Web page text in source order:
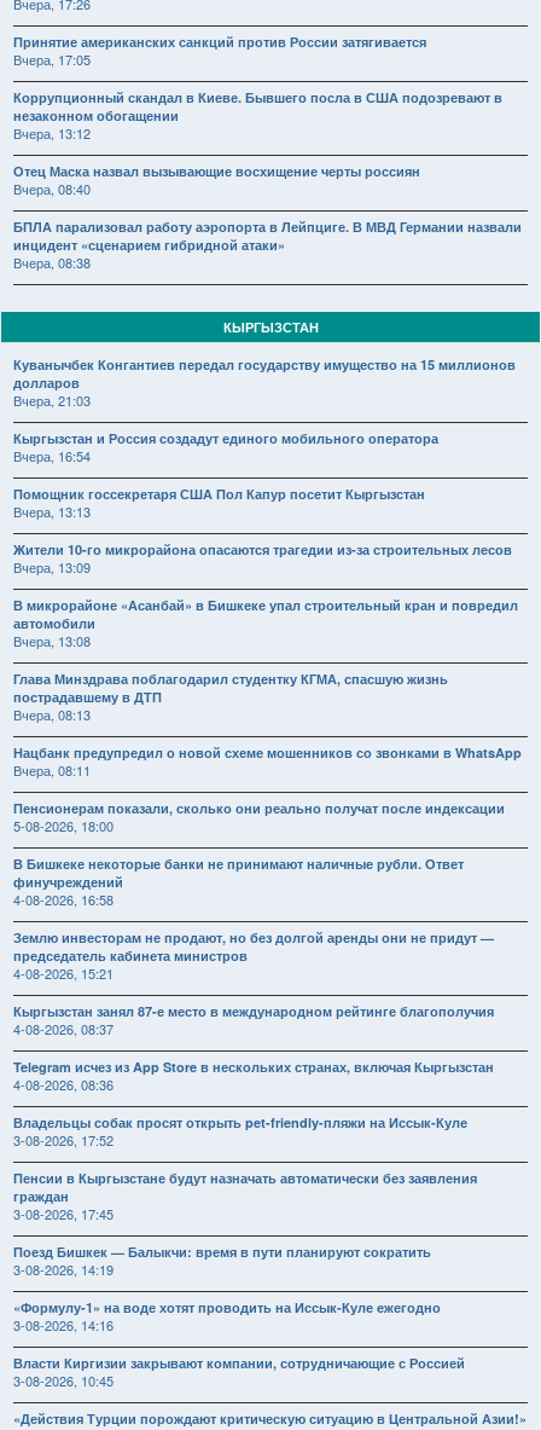
Принятие американских санкций против России затягивается
Вчера, 17:05
Коррупционный скандал в Киеве. Бывшего посла в США подозревают в
незаконном обогащении
Вчера, 13:12
Отец Маска назвал вызывающие восхищение черты россиян
Вчера, 08:40
БПЛА парализовал работу аэропорта в Лейпциге. В МВД Германии назвали
инцидент «сценарием гибридной атаки»
Вчера, 08:38
КЫРГЫЗСТАН
Куванычбек Конгантиев передал государству имущество на 15 миллионов
долларов
Вчера, 21:03
Кыргызстан и Россия создадут единого мобильного оператора
Вчера, 16:54
Помощник госсекретаря США Пол Капур посетит Кыргызстан
Вчера, 13:13
Жители 10-го микрорайона опасаются трагедии из-за строительных лесов
Вчера, 13:09
В микрорайоне «Асанбай» в Бишкеке упал строительный кран и повредил
автомобили
Вчера, 13:08
Глава Минздрава поблагодарил студентку КГМА, спасшую жизнь
пострадавшему в ДТП
Вчера, 08:13
Нацбанк предупредил о новой схеме мошенников со звонками в WhatsApp
Вчера, 08:11
Пенсионерам показали, сколько они реально получат после индексации
5-08-2026, 18:00
В Бишкеке некоторые банки не принимают наличные рубли. Ответ
финучреждений
4-08-2026, 16:58
Землю инвесторам не продают, но без долгой аренды они не придут —
председатель кабинета министров
4-08-2026, 15:21
Кыргызстан занял 87-е место в международном рейтинге благополучия
4-08-2026, 08:37
Telegram исчез из App Store в нескольких странах, включая Кыргызстан
4-08-2026, 08:36
Владельцы собак просят открыть pet-friendly-пляжи на Иссык-Куле
3-08-2026, 17:52
Пенсии в Кыргызстане будут назначать автоматически без заявления
граждан
3-08-2026, 17:45
Поезд Бишкек — Балыкчи: время в пути планируют сократить
3-08-2026, 14:19
«Формулу-1» на воде хотят проводить на Иссык-Куле ежегодно
3-08-2026, 14:16
Власти Киргизии закрывают компании, сотрудничающие с Россией
3-08-2026, 10:45
«Действия Турции порождают критическую ситуацию в Центральной Азии!»